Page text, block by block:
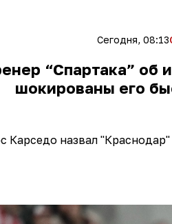
Сегодня, 08:13
“Спартака” об
шокированы его
Карседо назвал